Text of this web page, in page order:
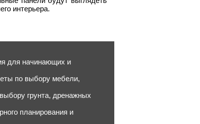
интерьера.
для начинающих и
по выбору мебели,
грунта, дренажных
планирования и